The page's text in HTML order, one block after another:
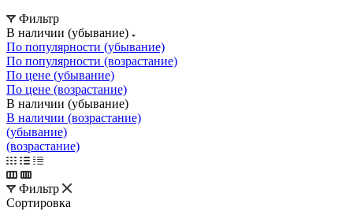
Фильтр
В наличии (убывание)
По популярности (убывание)
По популярности (возрастание)
По цене (убывание)
По цене (возрастание)
В наличии (убывание)
В наличии (возрастание)
(убывание)
(возрастание)
Фильтр
Сортировка